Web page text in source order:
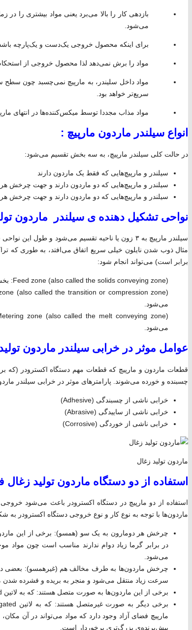
بازدهی کار را بالا می‌برد یعنی مواد بیشتری را در
می‌شود.
برای اینکه محصول خروجی یک‌دست و یک‌پارچه
مواد را برش نمی‌دهد لذا محصول خروجی از استحکام
مواد داخل سلیندر، به مارپیچ نمی‌چسبد چون سطح
سریع‌تر خواهد بود.
مواد مذاب مجددا توسط میکس‌کننده‌ها در انتهای
انواع سیلندر ماردون مارپیچ :
در حالت کلی سیلندر مارپیچ‌، به سه بخش تقسیم می‌شود:
سیلندر و مارپیچ‌هایی که فقط یک ماردون دارند
سیلندر و مارپیچ‌هایی که دو ماردون دارند و جهت چرخش
سیلندر و مارپیچ‌هایی که دو ماردون دارند و جهت چرخش
نواحی تشکیل دهنده ی سیلندر ماردون
سیلندر مارپیچ به ۳ زون یا ناحیه تقسیم می‌شود و
مثال ذوب شدن نایلون خیلی سریع اتفاق می‌افتد، به طوری که
برابر است) می‌تواند انجام شود:
Feed zone (also called the solids conveying zone): بخش تغذیه که ناحیه انتقال مواد جامد نیز گفته می‌شود.
می‌شود.
می‌شود.
عوامل موثر در خرابی سیلندر ماردون
قطعات ماردون و مارپیچ که قطعات مهم دستگاه اکسترودر (که
چسبنده و خورده می‌شوند. پارامترهای موثر در خرابی سیلندر
خرابی ناشی از چسبندگی (Adhesive)
خرابی ناشی از ساییدگی (Abrasive)
خرابی ناشی از خوردگی (Corrosive)
ماردون تولید زغال
استفاده از دو دستگاه ماردون تولید زغال
ماردون‌ها با توجه به نوع کار و نوع خروجی دستگاه اکسترودر
چرخش هر دومارون به یک سو (همسو): برخی از این
در برابر گرما زیاد دوام ندارند مناسب است چون مواد
می‌شود.
چرخش ماردون‌ها به طرف مخالف هم (غیرهمسو): بعضی
سرعت زیاد منتقل می‌شود و منجر به بریده و فشرده شدن
برخی از این ماردون‌ها به صورت متصل هستند: که به لاتین Conjugated گفته می‌شود.
مارپیچ فضای آزاد وجود دارد که مواد می‌تواند در آن
پیش‌برنده‌ی بزرگ‌تری برخوردار است.